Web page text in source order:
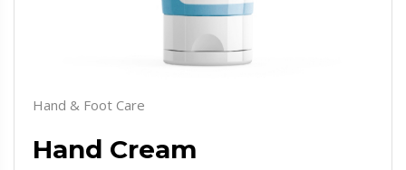
Hand & Foot Care
Hand Cream